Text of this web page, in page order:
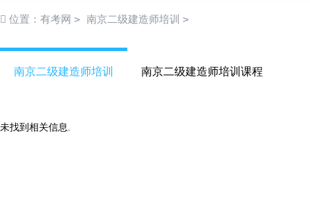
位置： 有考网 > 南京二级建造师培训 >
南京二级建造师培训 南京二级建造师培训课程
未找到相关信息.